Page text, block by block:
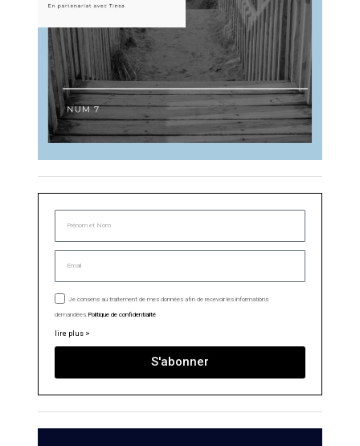
Je consens au traitement de mes données afin de recevoir les informations
demandées. Politique de confidentialité
lire plus >
S'abonner